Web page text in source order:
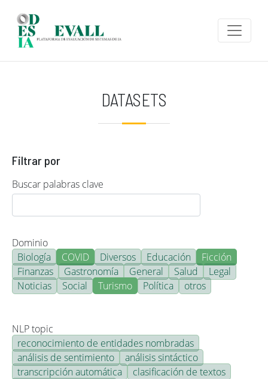
DATASETS
Filtrar por
Buscar palabras clave
Dominio
Biología
COVID Diversos Educación
Ficción
Finanzas
Gastronomía General Salud
Legal
Noticias
Social Turismo Política otros
NLP topic
reconocimiento de entidades nombradas
análisis de sentimiento
análisis sintáctico
transcripción automática
clasificación de textos